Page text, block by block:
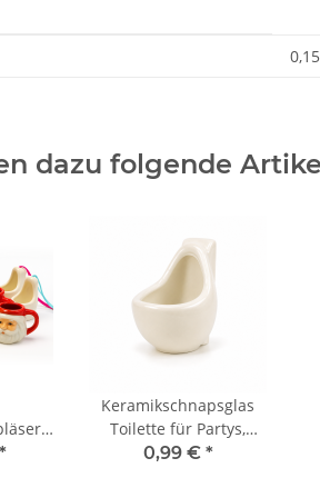
0,15
dazu folgende
*
Keramikschnapsglas
Toilette für Partys,
Karneval, Fastnacht,
0,99 € *